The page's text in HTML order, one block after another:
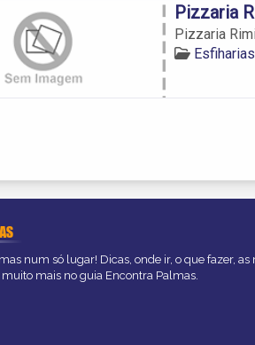
Pizzaria
Pizzaria
num só lugar! Dicas, onde ir, o que fazer, as
muito mais no guia Encontra Palmas.